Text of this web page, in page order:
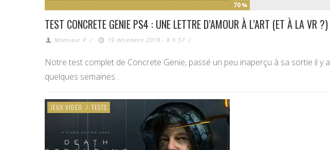
70 %
TEST CONCRETE GENIE PS4 : UNE LETTRE D’AMOUR À L’ART (ET À LA VR ?)
Monsieur P / 19 décembre 2019 - 8 h 57 /
Notre test complet de Concrete Genie, passé un peu inaperçu à sa sortie il y a
quelques semaines…
JEUX VIDÉO / TESTS